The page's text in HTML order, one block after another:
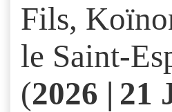
Fils,
le Saint-
(2026 | 21